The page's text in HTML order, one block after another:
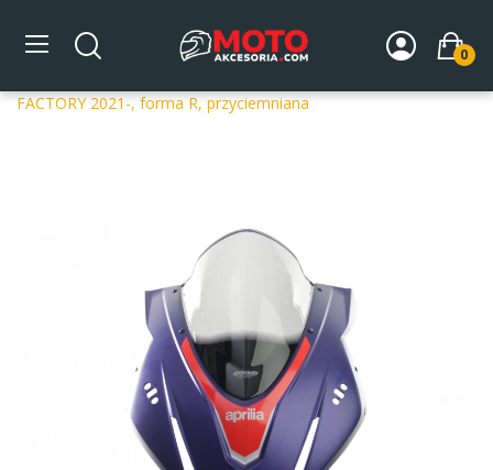
0
Strona główna DLA MOTOCYKLA Szyby
Szyby
FACTORY 2021-, forma R, przyciemniana